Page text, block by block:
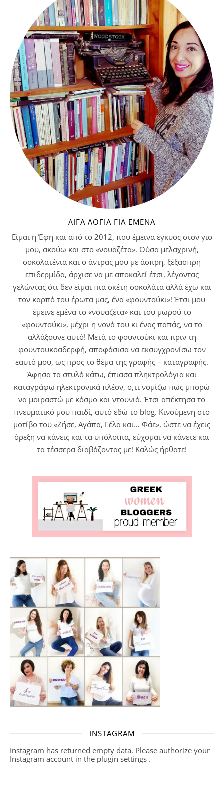
ΛΊΓΑ ΛΌΓΙΑ ΓΙΑ ΕΜΈΝΑ
Είμαι η Έφη και από το 2012, που έμεινα έγκυος στον γιο
μου, ακούω και στο «νουαζέτα». Ούσα μελαχρινή,
σοκολατένια και ο άντρας μου με άσπρη, ξέξασπρη
επιδερμίδα, άρχισε να με αποκαλεί έτσι, λέγοντας
γελώντας ότι δεν είμαι πια σκέτη σοκολάτα αλλά έχω και
τον καρπό του έρωτα μας, ένα «φουντούκι»! Έτσι μου
έμεινε εμένα το «νουαζέτα» και του μωρού το
«φουντούκι», μέχρι η νονά του κι ένας παπάς, να το
αλλάξουνε αυτό! Μετά το φουντούκι και πριν τη
φουντουκοαδερφή, αποφάσισα να εκσυγχρονίσω τον
εαυτό μου, ως προς το θέμα της γραφής – καταγραφής.
Άφησα τα στυλό κάτω, έπιασα πληκτρολόγια και
καταγράφω ηλεκτρονικά πλέον, ο,τι νομίζω πως μπορώ
να μοιραστώ με κόσμο και ντουνιά. Έτσι απέκτησα το
πνευματικό μου παιδί, αυτό εδώ το blog. Κινούμενη στο
μοτίβο του «Ζήσε, Αγάπα, Γέλα και… Φάε», ώστε να έχεις
όρεξη να κάνεις και τα υπόλοιπα, εύχομαι να κάνετε και
τα τέσσερα διαβάζοντας με! Καλώς ήρθατε!
INSTAGRAM
Instagram has returned empty data. Please authorize your
Instagram account in the plugin settings .